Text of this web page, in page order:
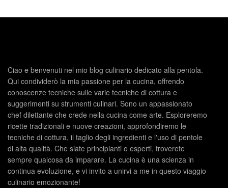
Ciao e benvenuti nel mio blog culinario dedicato alla pentola.
Qui condividerò la mia passione per la cucina, offrendo
conoscenze tecniche sulle varie tecniche di cottura e
suggerimenti su strumenti culinari. Sono un appassionato
chef dilettante che crede nella cucina come arte. Esploreremo
ricette tradizionali e nuove creazioni, approfondiremo le
tecniche di cottura, il taglio degli ingredienti e l'uso di pentole
di alta qualità. Che siate principianti o esperti, troverete
sempre qualcosa da imparare. La cucina è una scienza in
continua evoluzione, e vi invito a unirvi a me in questo viaggio
culinario emozionante!